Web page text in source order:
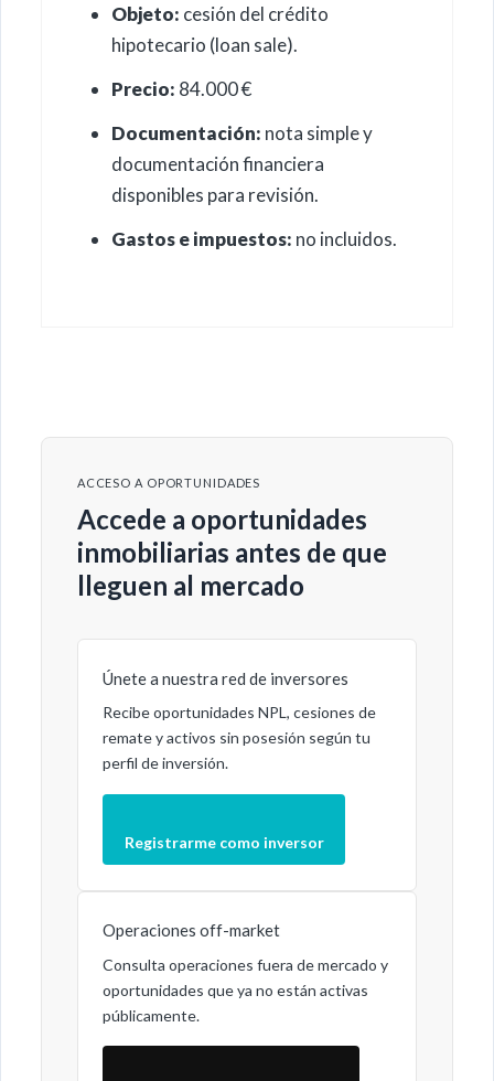
Objeto: cesión del crédito
hipotecario (loan sale).
Precio: 84.000 €
Documentación: nota simple y
documentación financiera
disponibles para revisión.
Gastos e impuestos: no incluidos.
ACCESO A OPORTUNIDADES
Accede a oportunidades
inmobiliarias antes de que
lleguen al mercado
Únete a nuestra red de inversores
Recibe oportunidades NPL, cesiones de
remate y activos sin posesión según tu
perfil de inversión.
Registrarme como inversor
Operaciones off-market
Consulta operaciones fuera de mercado y
oportunidades que ya no están activas
públicamente.